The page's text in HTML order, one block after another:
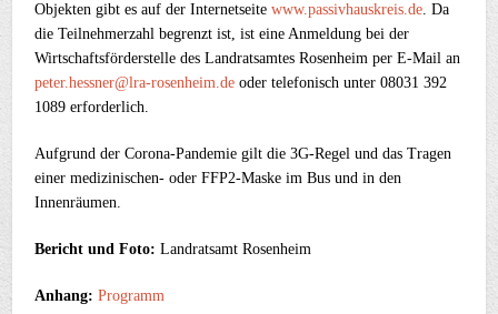
Objekten gibt es auf der Internetseitewww.passivhauskreis.de. Da
die Teilnehmerzahl begrenzt ist, ist eine Anmeldung bei der
Wirtschaftsförderstelle des Landratsamtes Rosenheim per E-Mail an
peter.hessner@lra-rosenheim.de oder telefonisch unter 08031 392
1089 erforderlich.
Aufgrund der Corona-Pandemie gilt die 3G-Regel und das Tragen
einer medizinischen- oder FFP2-Maske im Bus und in den
Innenräumen.
Bericht und Foto: Landratsamt Rosenheim
Anhang: Programm